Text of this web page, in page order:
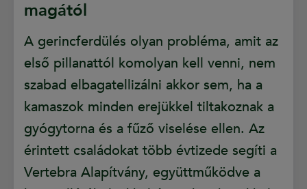
magától
A gerincferdülés olyan probléma, amit az
első pillanattól komolyan kell venni, nem
szabad elbagatellizálni akkor sem, ha a
kamaszok minden erejükkel tiltakoznak a
gyógytorna és a fűző viselése ellen. Az
érintett családokat több évtizede segíti a
Vertebra Alapítvány, együttműködve a